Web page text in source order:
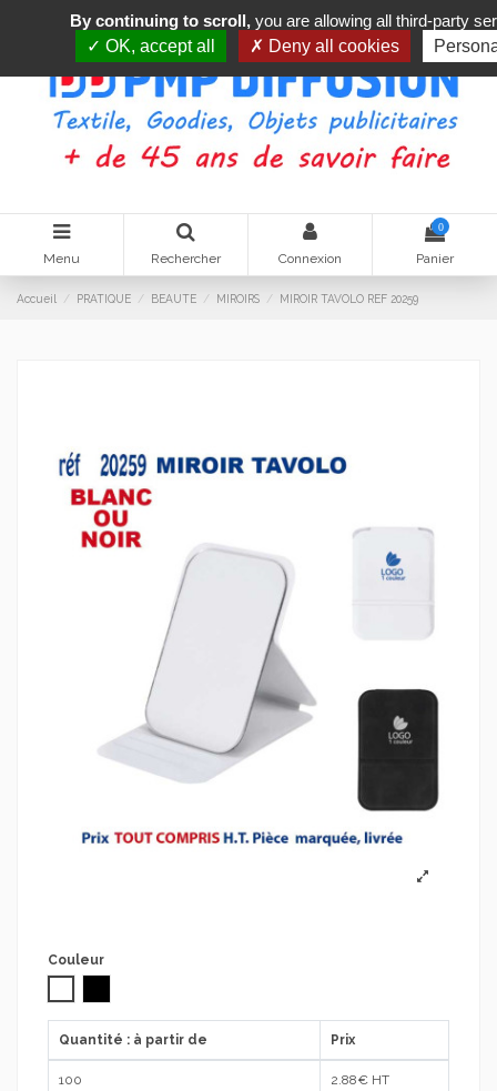
Menu Rechercher Connexion
0
Panier
Accueil PRATIQUE BEAUTE MIROIRS MIROIR TAVOLO REF 20259
Couleur
Quantité : à partir de Prix
100 2.88€ HT
By continuing to scroll, you are allowing all third-party
OK, accept all
Deny all cookies